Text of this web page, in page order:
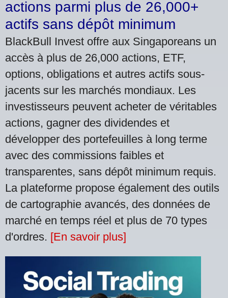
actions parmi plus de 26,000+
actifs sans dépôt minimum
BlackBull Invest offre aux Singaporeans un
accès à plus de 26,000 actions, ETF,
options, obligations et autres actifs sous-
jacents sur les marchés mondiaux. Les
investisseurs peuvent acheter de véritables
actions, gagner des dividendes et
développer des portefeuilles à long terme
avec des commissions faibles et
transparentes, sans dépôt minimum requis.
La plateforme propose également des outils
de cartographie avancés, des données de
marché en temps réel et plus de 70 types
d'ordres. [En savoir plus]